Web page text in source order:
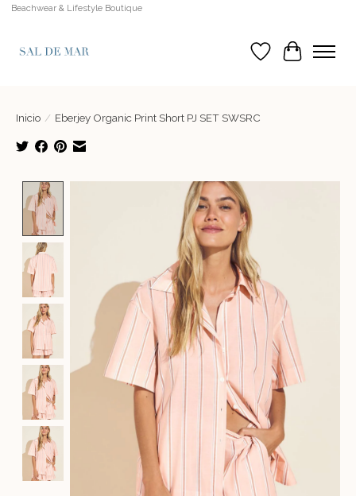
Beachwear & Lifestyle Boutique
Lista de deseos
Cesta
Inicio / Eberjey Organic Print Short PJ SET SWSRC
Product image slideshow Items